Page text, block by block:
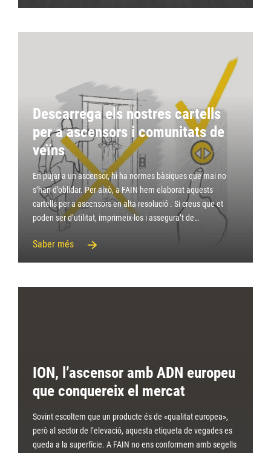
Descarrega els nostres cartells
per a ascensors i comunitats de
veïns
En pujar a un ascensor, hi ha normes bàsiques que mai no
s’han d’oblidar. Per això, a FAIN hem elaborat aquests
cartells per a ascensors en alta resolució . Si creus que et
poden ser d’utilitat, imprimeix-los i assegura’t de…
Saber més
ION, l’ascensor amb ADN europeu
que conquereix el mercat
Sovint escoltem que un producte és de «qualitat europea»,
però al sector de l’elevació, aquesta etiqueta de vegades es
queda a la superfície. A FAIN no ens conformem amb segells